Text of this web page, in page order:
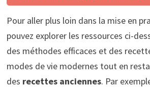
Pour aller plus loin dans la mise en
pouvez explorer les ressources ci-
des méthodes efficaces et des
modes de vie modernes tout en
des recettes anciennes. Par